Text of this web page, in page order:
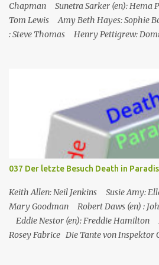
Chapman Sunetra Sarker (en): Hema
Tom Lewis Amy Beth Hayes: Sophie
: Steve Thomas Henry Pettigrew:
seinem Boot aufgefunden. Der
Touristen, die das Boot mit seinem
Mordes gemietet hatten, und dann auf
die das Boot am nächsten Tag mieten
Die Verdächtigen sind nach England
Kommandant beschließt daraufhin,
JP) nach London zu schicken, um die
037 Der letzte Besuch Death in
Keith Allen: Neil Jenkins Susie Amy:
Mary Goodman Robert Daws (en) :
Eddie Nestor (en): Freddie Hamilton
Rosey Fabrice Die Tante von Inspektor